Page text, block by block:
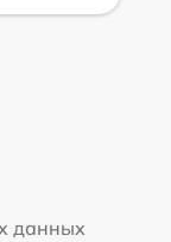
данных